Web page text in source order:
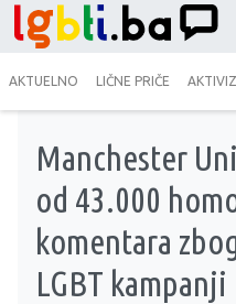
AKTUELNO LIČNE PRIČE
Manchester
od 43.000
komentara
LGBT kampanji